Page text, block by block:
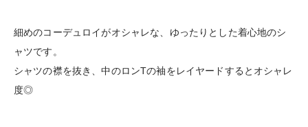
細めのコーデュロイがオシャレな、ゆったりとした着心地のシ
ャツです。
シャツの襟を抜き、中のロンTの袖をレイヤードするとオシャレ
度◎